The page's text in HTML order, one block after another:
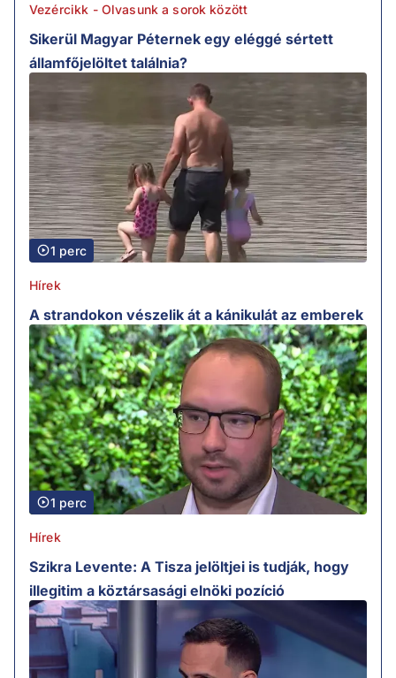
Vezércikk - Olvasunk a sorok között
Sikerül Magyar Péternek egy eléggé sértett
államfőjelöltet találnia?
1 perc
Hírek
A strandokon vészelik át a kánikulát az emberek
1 perc
Hírek
Szikra Levente: A Tisza jelöltjei is tudják, hogy
illegitim a köztársasági elnöki pozíció